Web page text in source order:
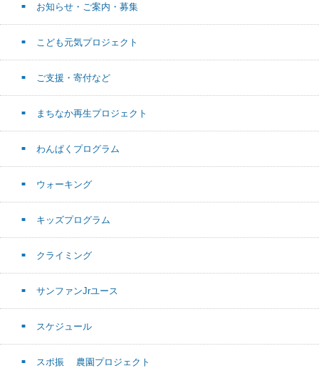
お知らせ・ご案内・募集
こども元気プロジェクト
ご支援・寄付など
まちなか再生プロジェクト
わんぱくプログラム
ウォーキング
キッズプログラム
クライミング
サンファンJrユース
スケジュール
スポ振 農園プロジェクト